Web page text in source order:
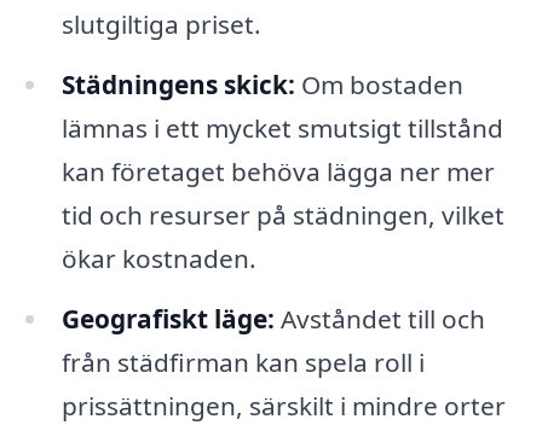
slutgiltiga priset.
Städningens skick: Om bostaden
lämnas i ett mycket smutsigt tillstånd
kan företaget behöva lägga ner mer
tid och resurser på städningen, vilket
ökar kostnaden.
Geografiskt läge: Avståndet till och
från städfirman kan spela roll i
prissättningen, särskilt i mindre orter